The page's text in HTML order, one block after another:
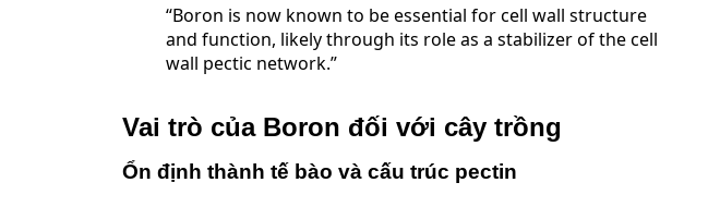
“Boron is now known to be essential for cell wall structure
and function, likely through its role as a stabilizer of the cell
wall pectic network.”
Vai trò của Boron đối với cây trồng
Ổn định thành tế bào và cấu trúc pectin